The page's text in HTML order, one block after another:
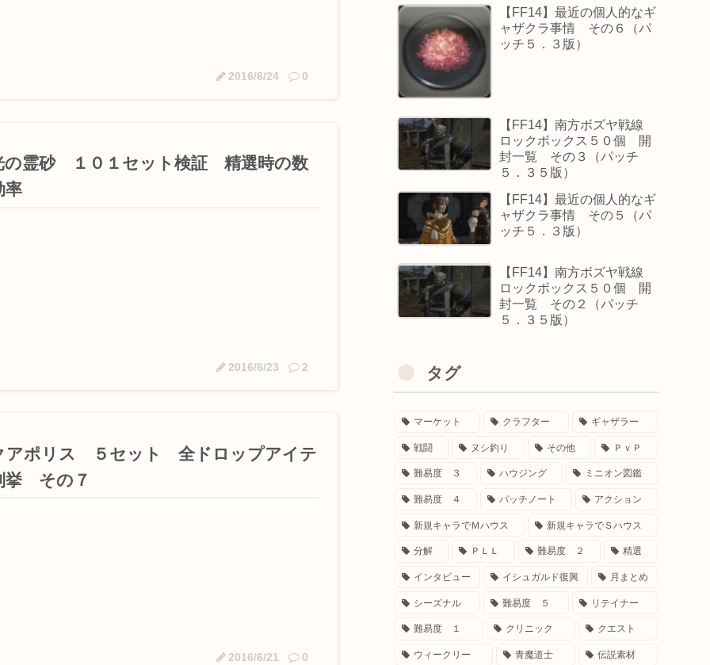
2016/6/24 0
の霊砂 １０１セット検証 精選時の数
率
2016/6/23 2
アポリス ５セット 全ドロップアイテ
挙 その７
2016/6/21 0
【FF14】最近の個人的なギ
ャザクラ事情 その６（パ
ッチ５．３版）
【FF14】南方ボズヤ戦線
ロックボックス５０個 開
封一覧 その３（パッチ
５．３５版）
【FF14】最近の個人的なギ
ャザクラ事情 その５（パ
ッチ５．３版）
【FF14】南方ボズヤ戦線
ロックボックス５０個 開
封一覧 その２（パッチ
５．３５版）
タグ
マーケット クラフター ギャザラー
戦闘 ヌシ釣り その他 ＰｖＰ
難易度 ３ ハウジング ミニオン図鑑
難易度 ４ パッチノート アクション
新規キャラでＭハウス 新規キャラでＳハウス
分解 ＰＬＬ 難易度 ２ 精選
インタビュー イシュガルド復興 月まとめ
シーズナル 難易度 ５ リテイナー
難易度 １ クリニック クエスト
ウィークリー 青魔道士 伝説素材